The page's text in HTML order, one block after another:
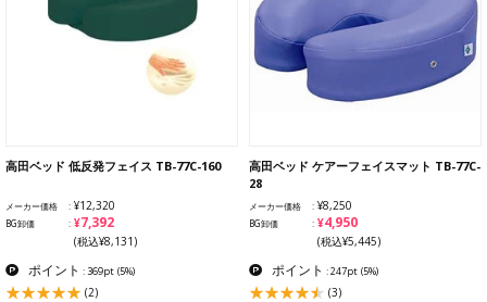
高田ベッド 低反発フェイス TB-77C-160
メーカー価格 ¥12,320
BG卸価 ¥7,392
(税込¥8,131)
ポイント : 369pt (5%)
(2)
高田ベッド ケアーフェイスマット TB-77C-
28
メーカー価格 ¥8,250
BG卸価 ¥4,950
(税込¥5,445)
ポイント : 247pt (5%)
(3)